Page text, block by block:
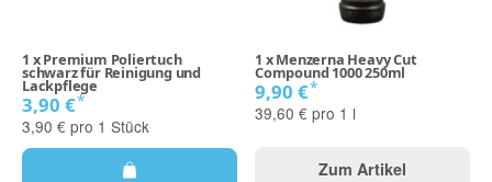
1 xPremium Poliertuch
schwarz für Reinigung und
Lackpflege
3,90 €*
3,90 € pro 1 Stück
1 xMenzerna Heavy Cut
Compound 1000 250ml
9,90 €*
39,60 € pro 1 l
Zum Artikel